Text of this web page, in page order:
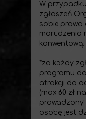
W
zgłoszeń
sobie prawo
marudzenia
konwentową.
*za każdy
programu
atrakcji do
(max 60 zł
prowadzony
osobę jest